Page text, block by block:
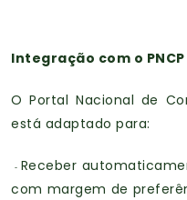
Integração com o PNCP
O Portal Nacional de
está adaptado para:
Receber
com margem de